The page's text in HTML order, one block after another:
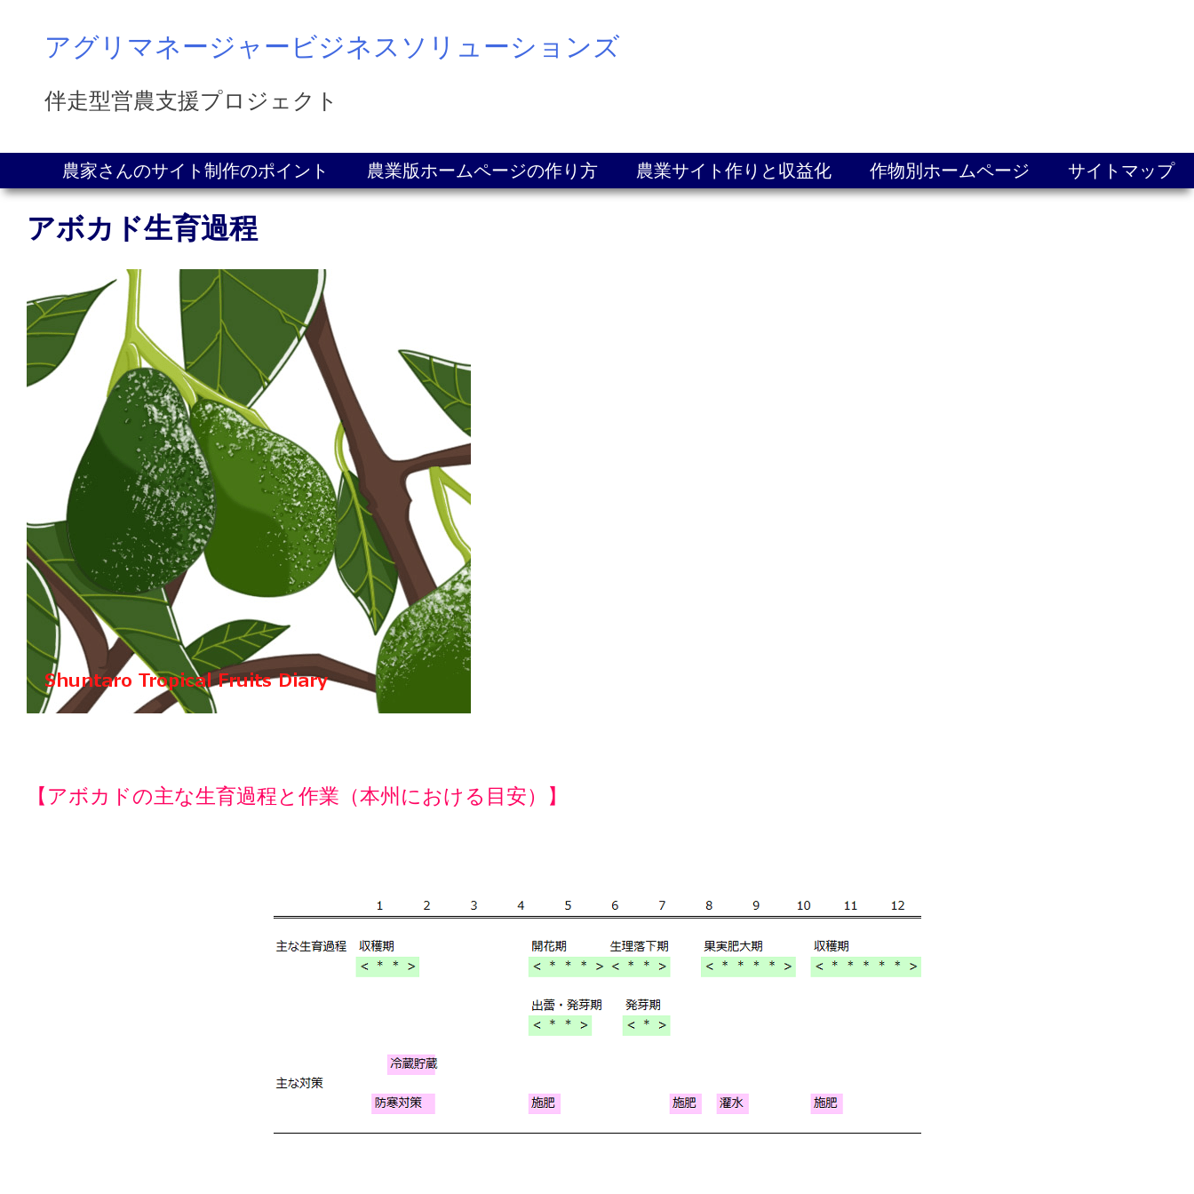
contentアグリマネージャービジネスソリューションズ
伴走型営農支援プロジェクト
農家さんのサイト制作のポイント 農業版ホームページの作り方 農業サイト作りと収益化 作物別ホームページ サイトマップ
アボカド生育過程
【アボカドの主な生育過程と作業（本州における目安）】